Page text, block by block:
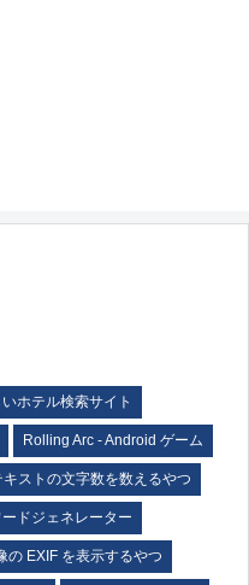
ホテル検索サイト
Rolling Arc - Android ゲーム
キストの文字数を数えるやつ
ドジェネレーター
の EXIF を表示するやつ